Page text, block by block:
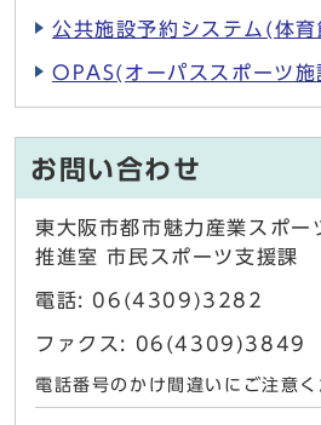
公共施設予約システム(体
OPAS(オーパススポーツ施
お問い合わせ
東大阪市都市魅力産業スポー
推進室 市民スポーツ支援課
電話: 06(4309)3282
ファクス: 06(4309)3849
電話番号のかけ間違いにご注意く